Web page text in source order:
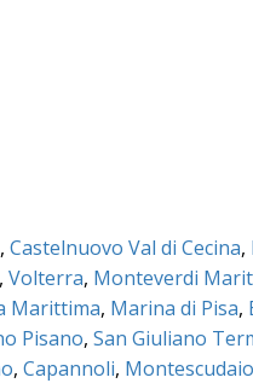
, Castelnuovo Val di Cecina,
, Volterra, Monteverdi
Marittima, Marina di Pisa,
Pisano, San Giuliano
, Capannoli, Montescudaio